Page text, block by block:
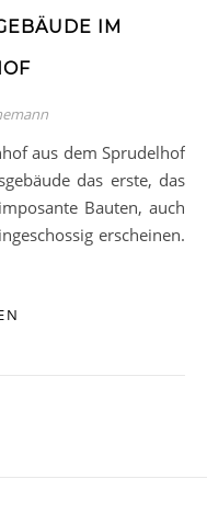
IM
das erste, das
Bauten, auch
erscheinen.